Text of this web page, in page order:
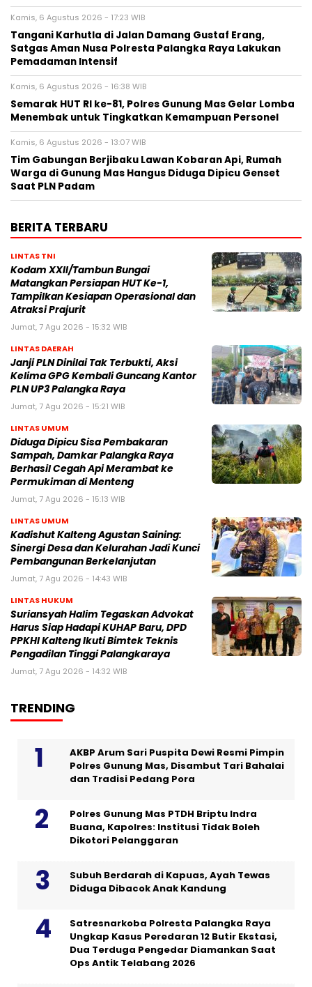
Kamis, 6 Agustus 2026 - 17:23 WIB
Tangani Karhutla di Jalan Damang Gustaf Erang,
Satgas Aman Nusa Polresta Palangka Raya Lakukan
Pemadaman Intensif
Kamis, 6 Agustus 2026 - 16:38 WIB
Semarak HUT RI ke-81, Polres Gunung Mas Gelar Lomba
Menembak untuk Tingkatkan Kemampuan Personel
Kamis, 6 Agustus 2026 - 13:07 WIB
Tim Gabungan Berjibaku Lawan Kobaran Api, Rumah
Warga di Gunung Mas Hangus Diduga Dipicu Genset
Saat PLN Padam
BERITA TERBARU
LINTAS TNI
Kodam XXII/Tambun Bungai
Matangkan Persiapan HUT Ke-1,
Tampilkan Kesiapan Operasional dan
Atraksi Prajurit
Jumat, 7 Agu 2026 - 15:32 WIB
LINTAS DAERAH
Janji PLN Dinilai Tak Terbukti, Aksi
Kelima GPG Kembali Guncang Kantor
PLN UP3 Palangka Raya
Jumat, 7 Agu 2026 - 15:21 WIB
LINTAS UMUM
Diduga Dipicu Sisa Pembakaran
Sampah, Damkar Palangka Raya
Berhasil Cegah Api Merambat ke
Permukiman di Menteng
Jumat, 7 Agu 2026 - 15:13 WIB
LINTAS UMUM
Kadishut Kalteng Agustan Saining:
Sinergi Desa dan Kelurahan Jadi Kunci
Pembangunan Berkelanjutan
Jumat, 7 Agu 2026 - 14:43 WIB
LINTAS HUKUM
Suriansyah Halim Tegaskan Advokat
Harus Siap Hadapi KUHAP Baru, DPD
PPKHI Kalteng Ikuti Bimtek Teknis
Pengadilan Tinggi Palangkaraya
Jumat, 7 Agu 2026 - 14:32 WIB
TRENDING
AKBP Arum Sari Puspita Dewi Resmi Pimpin
Polres Gunung Mas, Disambut Tari Bahalai
dan Tradisi Pedang Pora
Polres Gunung Mas PTDH Briptu Indra
Buana, Kapolres: Institusi Tidak Boleh
Dikotori Pelanggaran
Subuh Berdarah di Kapuas, Ayah Tewas
Diduga Dibacok Anak Kandung
Satresnarkoba Polresta Palangka Raya
Ungkap Kasus Peredaran 12 Butir Ekstasi,
Dua Terduga Pengedar Diamankan Saat
Ops Antik Telabang 2026